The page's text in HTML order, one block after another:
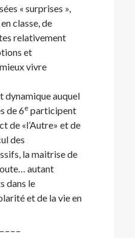
« surprises »,
classe, de
relativement
et
vivre
dynamique auquel
de 6eparticipent
de «l’Autre» et de
des
la maitrise de
autant
dans le
et de la vie en